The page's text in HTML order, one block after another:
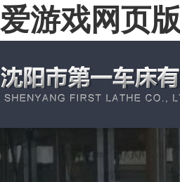
爱游戏网页版